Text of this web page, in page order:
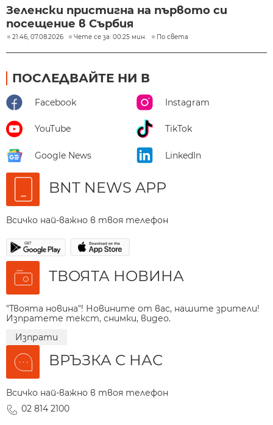
Зеленски пристигна на първото си
посещение в Сърбия
21:46, 07.08.2026 Чете се за: 00:25 мин. По света
ПОСЛЕДВАЙТЕ НИ В
Facebook Instagram
YouTube TikTok
Google News LinkedIn
BNT NEWS APP
Всичко най-важно в твоя телефон
ТВОЯТА НОВИНА
"Твоята новина"! Новините от вас, нашите зрители!
Изпратете текст, снимки, видео.
Изпрати
ВРЪЗКА С НАС
Всичко най-важно в твоя телефон
02 814 2100